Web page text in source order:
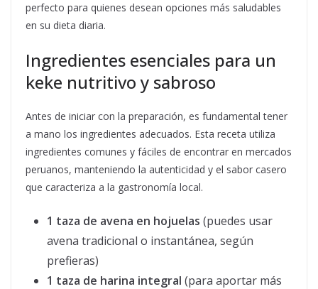
perfecto para quienes desean opciones más saludables
en su dieta diaria.
Ingredientes esenciales para un
keke nutritivo y sabroso
Antes de iniciar con la preparación, es fundamental tener
a mano los ingredientes adecuados. Esta receta utiliza
ingredientes comunes y fáciles de encontrar en mercados
peruanos, manteniendo la autenticidad y el sabor casero
que caracteriza a la gastronomía local.
1 taza de avena en hojuelas (puedes usar
avena tradicional o instantánea, según
prefieras)
1 taza de harina integral (para aportar más